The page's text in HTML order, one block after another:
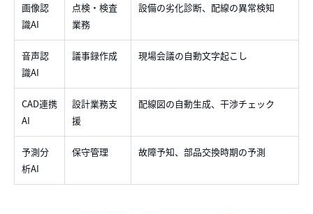
画像認
識AI
点検・検査
業務
設備の劣化診断、配線の異常検知
音声認
識AI
議事録作成 現場会議の自動文字起こし
CAD連携
AI
設計業務支
援
配線図の自動生成、干渉チェック
予測分
析AI
保守管理 故障予知、部品交換時期の予測